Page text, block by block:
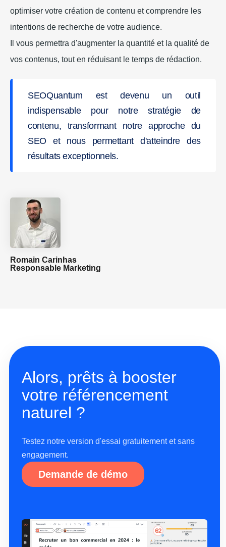
optimiser votre création de contenu et comprendre les
intentions de recherche de votre audience.
Il vous permettra d'augmenter la quantité et la qualité de
vos contenus, tout en réduisant le temps de rédaction.
SEOQuantum est devenu un outil
indispensable pour notre stratégie de
contenu, transformant notre approche du
SEO et nous permettant d'atteindre des
résultats exceptionnels.
Romain Carinhas
Responsable Marketing
Alors, prêts à booster
votre référencement
naturel ?
Testez notre version d'essai gratuitement et sans
engagement.
Demande de démo